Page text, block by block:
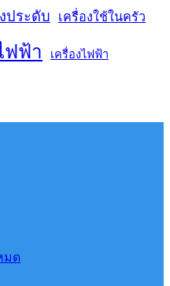
ประดับ เครื่องใช้ในครัว
ฟฟ้า เครื่องไฟฟ้า
มด